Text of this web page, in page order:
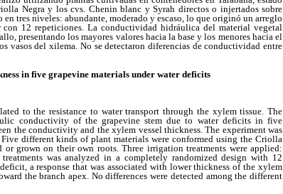
Negra y los cvs. Chenin blanc y Syrah directos o injertados sobre
tres niveles: abundante, moderado y escaso, lo que originó un arreglo
12 repeticiones. La conductividad hidráulica del material vegetal
presentando los mayores valores hacia la base y los menores hacia el
vasos del xilema. No se detectaron diferencias de conductividad entre
in five grapevine materials under water deficits
to the resistance to water transport through the xylem tissue. The
conductivity of the grapevine stem due to water deficits in five
the conductivity and the xylem vessel thickness. The experiment was
different kinds of plant materials were conformed using the Criolla
grown on their own roots. Three irrigation treatments were applied:
was analyzed in a completely randomized design with 12
a response that was associated with lower thickness of the xylem
the branch apex. No differences were detected among the different